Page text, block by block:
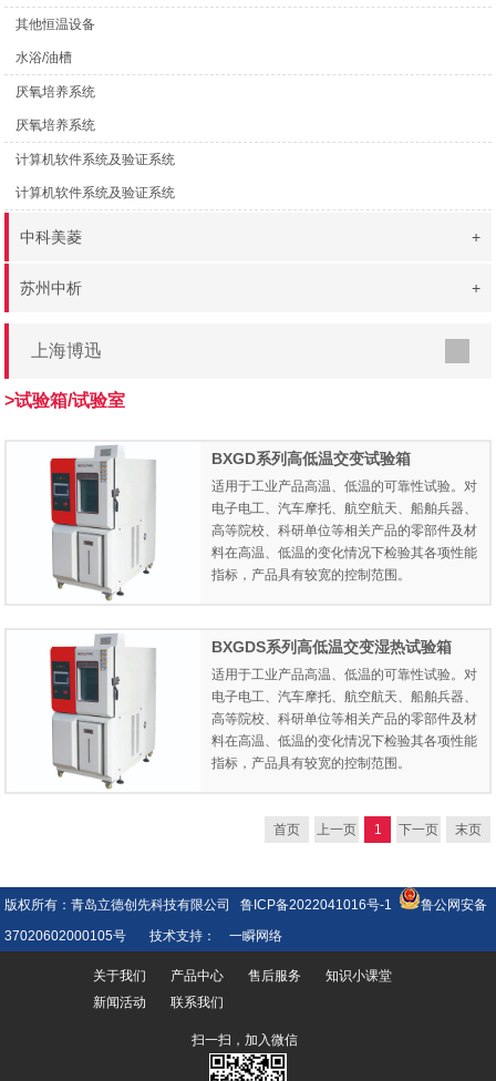
其他恒温设备
水浴/油槽
厌氧培养系统
厌氧培养系统
计算机软件系统及验证系统
计算机软件系统及验证系统
中科美菱 +
苏州中析 +
上海博迅
>试验箱/试验室
BXGD系列高低温交变试验箱
适用于工业产品高温、低温的可靠性试验。对
电子电工、汽车摩托、航空航天、船舶兵器、
高等院校、科研单位等相关产品的零部件及材
料在高温、低温的变化情况下检验其各项性能
指标，产品具有较宽的控制范围。
BXGDS系列高低温交变湿热试验箱
适用于工业产品高温、低温的可靠性试验。对
电子电工、汽车摩托、航空航天、船舶兵器、
高等院校、科研单位等相关产品的零部件及材
料在高温、低温的变化情况下检验其各项性能
指标，产品具有较宽的控制范围。
首页 上一页 1 下一页 末页
版权所有：青岛立德创先科技有限公司鲁ICP备2022041016号-1
鲁公网安备
37020602000105号 技术支持： 一瞬网络
关于我们 产品中心 售后服务
知识小课堂
新闻活动
联系我们
扫一扫，加入微信